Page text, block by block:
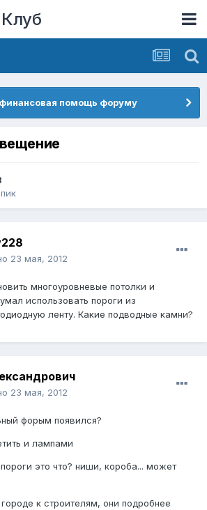
помощь форуму
23 мая, 2012
многоуровневые потолки и
использовать пороги из
ленту. Какие подводные камни?
23 мая, 2012
форым появился?
и лампами
это что? ниши, короба... может
к строителям, они подробнее